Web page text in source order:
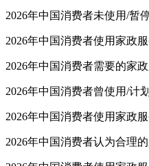
2026年中国消费者未使用/暂
2026年中国消费者使用家政
2026年中国消费者需要的家
2026年中国消费者曾使用/计
2026年中国消费者使用家政
2026年中国消费者认为合理